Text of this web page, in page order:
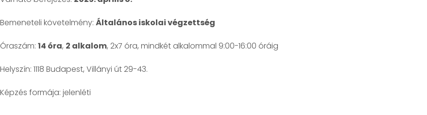
Bemeneteli követelmény: Általános iskolai végzettség
Óraszám: 14 óra, 2 alkalom, 2x7 óra, mindkét alkalommal 9:00-16:00 óráig
Helyszín: 1118 Budapest, Villányi út 29-43.
jelenléti